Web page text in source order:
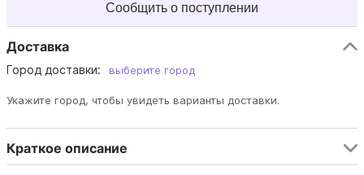
Сообщить о поступлении
Доставка
Город доставки: выберите город
Укажите город, чтобы увидеть варианты доставки.
Краткое описание